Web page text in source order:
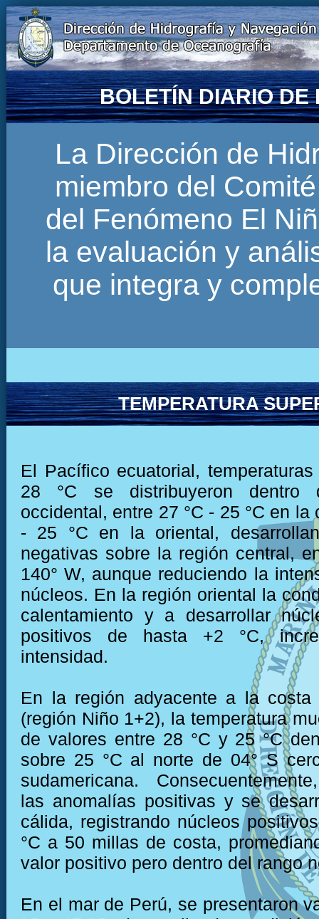
BOLETÍN DIARIO DE
La Dirección de
miembro del
del Fenómeno El
la evaluación y
que integra y
TEMPERATURA
El Pacífico ecuatorial,
28 °C se distribuyeron dentro
occidental, entre 27 °C - 25 °C en la
- 25 °C en la oriental,
negativas sobre la región central,
140° W, aunque reduciendo la
núcleos. En la región oriental la
calentamiento y a desarrollar
positivos de hasta +2 °C,
intensidad.
En la región adyacente a la costa
(región Niño 1+2), la temperatura
de valores entre 28 °C y 25 °C
sobre 25 °C al norte de 04° S
sudamericana.
las anomalías positivas y se
cálida, registrando núcleos
°C a 50 millas de costa,
valor positivo pero dentro del rango
En el mar de Perú, se presentaron